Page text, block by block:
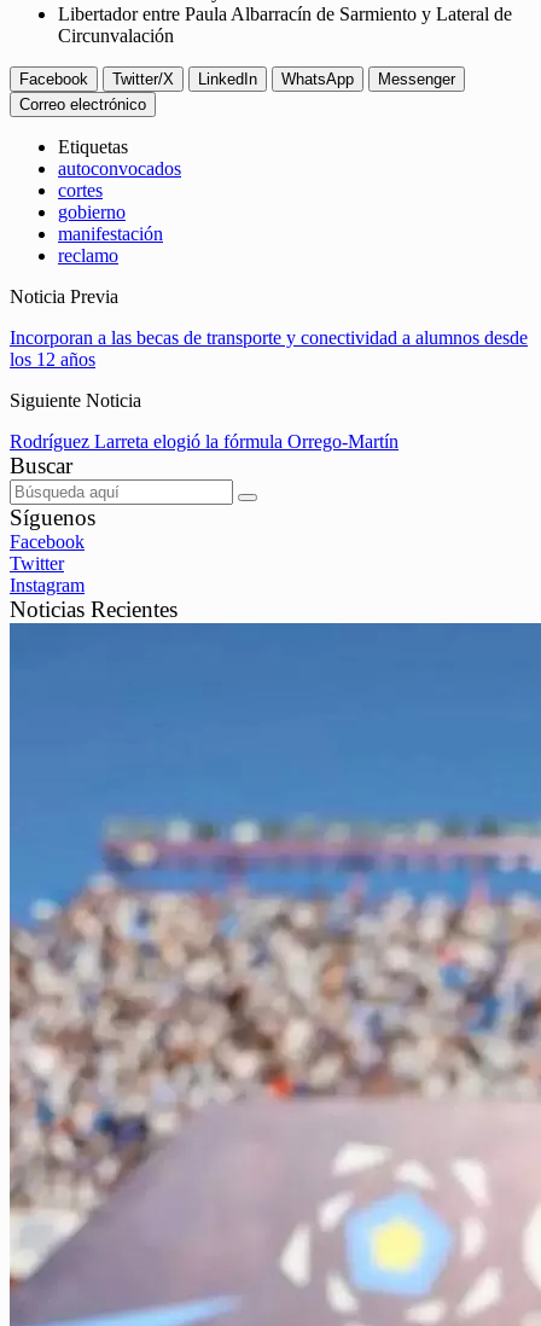
Libertador entre Paula Albarracín de Sarmiento y Lateral de
Circunvalación
Facebook Twitter/X LinkedIn WhatsApp
Messenger
Correo electrónico
Etiquetas
autoconvocados
cortes
gobierno
manifestación
reclamo
Noticia Previa
Incorporan a las becas de transporte y conectividad a alumnos desde
los 12 años
Siguiente Noticia
Rodríguez Larreta elogió la fórmula Orrego-Martín
Buscar
Síguenos
Facebook
Twitter
Instagram
Noticias Recientes